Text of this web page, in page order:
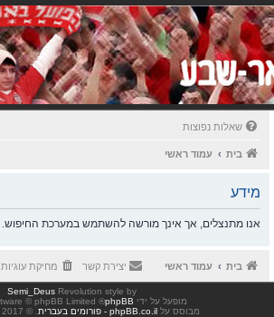
שאלות נפוצות
בית עמוד ראשי
מידע
אנו מתנצלים, אך אינך מורשה להשתמש במערכת החיפוש.
בית עמוד ראשי מחיקת עוגיות יצירת קשר
Revolution style by
Semi_Deus
מופעל על ידי phpBB
® Forum Software © phpBB Limited
מבוסס על phpBB.co.il - פורומים בעברית . © 2017 - phpBB.co.il.